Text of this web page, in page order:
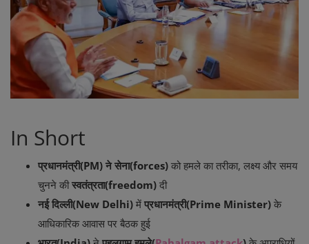
Life Style
Gallery
Login
Register
In Short
प्रधानमंत्री(PM) ने सेना(forces) को हमले का तरीका, लक्ष्य और समय
चुनने कीस्वतंत्रता(freedom) दी
नई दिल्ली(New Delhi) में प्रधानमंत्री(Prime Minister) के
आधिकारिक आवास पर बैठक हुई